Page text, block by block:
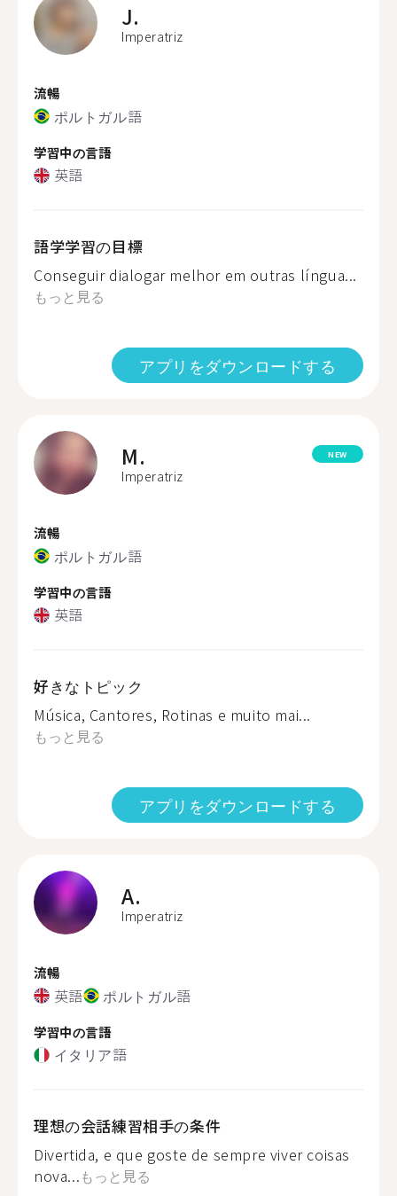
J.
Imperatriz
流暢
ポルトガル語
学習中の言語
英語
語学学習の目標
Conseguir dialogar melhor em outras língua...
もっと見る
アプリをダウンロードする
M.
Imperatriz
NEW
流暢
ポルトガル語
学習中の言語
英語
好きなトピック
Música, Cantores, Rotinas e muito mai...
もっと見る
アプリをダウンロードする
A.
Imperatriz
流暢
英語 ポルトガル語
学習中の言語
イタリア語
理想の会話練習相手の条件
Divertida, e que goste de sempre viver coisas
nova...もっと見る